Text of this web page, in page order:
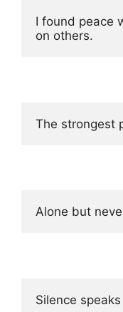
I found peace
on others.
The strongest
Alone but
Silence